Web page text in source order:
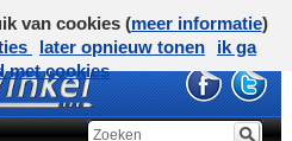
van cookies (meer informatie)
later opnieuw tonen
ik ga
met cookies